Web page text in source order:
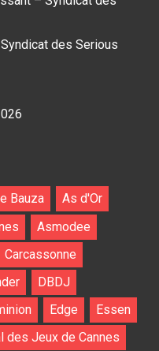
des Serious
Bauza
As d'Or
Asmodee
Carcassonne
DBDJ
Edge
Essen
des Jeux de Cannes